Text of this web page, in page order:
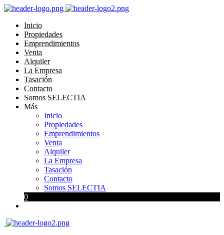
Inicio
Propiedades
Emprendimientos
Venta
Alquiler
La Empresa
Tasación
Contacto
Somos SELECTIA
Más
Inicio
Propiedades
Emprendimientos
Venta
Alquiler
La Empresa
Tasación
Contacto
Somos SELECTIA
0